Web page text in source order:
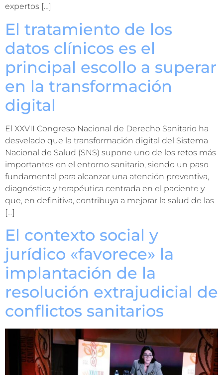
expertos […]
El tratamiento de los
datos clínicos es el
principal escollo a superar
en la transformación
digital
El XXVII Congreso Nacional de Derecho Sanitario ha
desvelado que la transformación digital del Sistema
Nacional de Salud (SNS) supone uno de los retos más
importantes en el entorno sanitario, siendo un paso
fundamental para alcanzar una atención preventiva,
diagnóstica y terapéutica centrada en el paciente y
que, en definitiva, contribuya a mejorar la salud de las
[…]
El contexto social y
jurídico «favorece» la
implantación de la
resolución extrajudicial de
conflictos sanitarios